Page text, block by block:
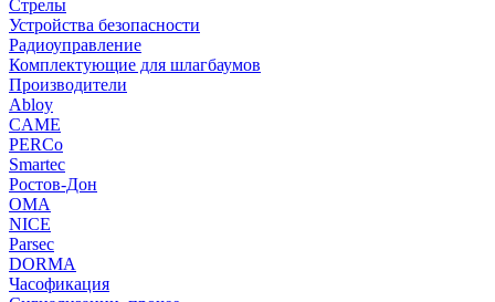
Стрелы
Устройства безопасности
Радиоуправление
Комплектующие для шлагбаумов
Производители
Abloy
CAME
PERCo
Smartec
Ростов-Дон
ОМА
NICE
Parsec
DORMA
Часофикация